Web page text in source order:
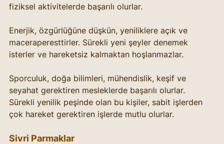
fiziksel aktivitelerde başarılı olurlar.
Enerjik, özgürlüğüne düşkün, yeniliklere açık ve
maceraperesttirler. Sürekli yeni şeyler denemek
isterler ve hareketsiz kalmaktan hoşlanmazlar.
Sporculuk, doğa bilimleri, mühendislik, keşif ve
seyahat gerektiren mesleklerde başarılı olurlar.
Sürekli yenilik peşinde olan bu kişiler, sabit işlerden
çok hareket gerektiren işlerde mutlu olurlar.
Sivri Parmaklar